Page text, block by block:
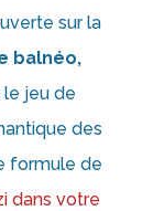
sur la
balnéo,
le jeu de
des
formule de
dans votre